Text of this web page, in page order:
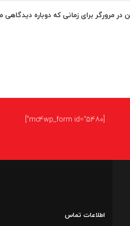
مرورگر برای زمانی که دوباره
[mc4wp_form id="5480"]
اطلاعات تماس